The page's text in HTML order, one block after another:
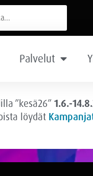
Palvelut
”kesä26”1.6.-
löydät